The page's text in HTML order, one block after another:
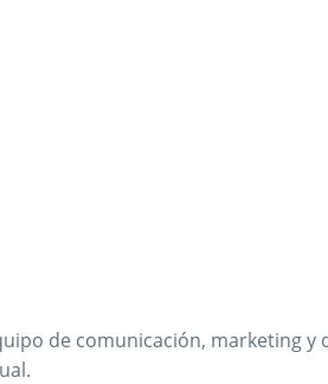
de comunicación, marketing